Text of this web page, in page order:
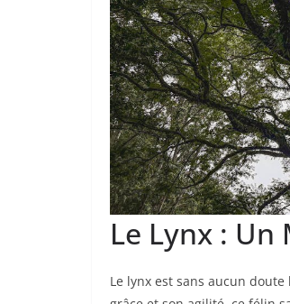
Le Lynx :
Le lynx est sans aucun